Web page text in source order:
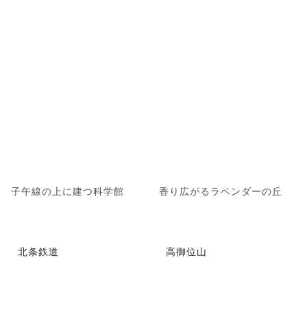
子午線の上に建つ科学館 香り広がるラベンダーの丘
北条鉄道 高御位山